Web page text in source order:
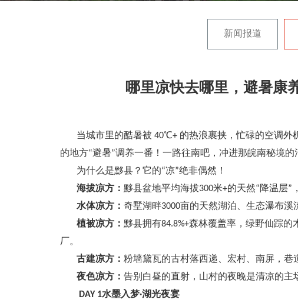
新闻报道
哪里凉快去哪里，避暑康
当城市里的酷暑被 40℃+ 的热浪裹挟，忙碌的空调外
的地方“避暑”调养一番！一路往南吧，冲进那皖南秘境
为什么是黟县？它的“凉”绝非偶然！
海拔凉方： 黟县盆地平均海拔300米+的天然“降温层
水体凉方： 奇墅湖畔3000亩的天然湖泊、生态瀑布
植被凉方： 黟县拥有84.8%+森林覆盖率，绿野仙踪
厂。
古建凉方： 粉墙黛瓦的古村落西递、宏村、南屏，巷
夜色凉方： 告别白昼的直射，山村的夜晚是清凉的
DAY 1水墨入梦·湖光夜宴